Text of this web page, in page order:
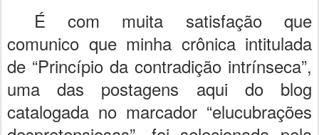
É com muita satisfação que
comunico que minha crônica intitulada
de “Princípio da contradição intrínseca”,
uma das postagens aqui do blog
catalogada no marcador “elucubrações